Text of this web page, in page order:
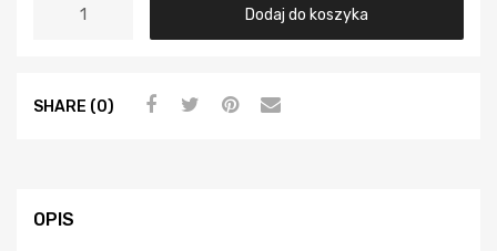
Dodaj do koszyka
SHARE (0)
OPIS